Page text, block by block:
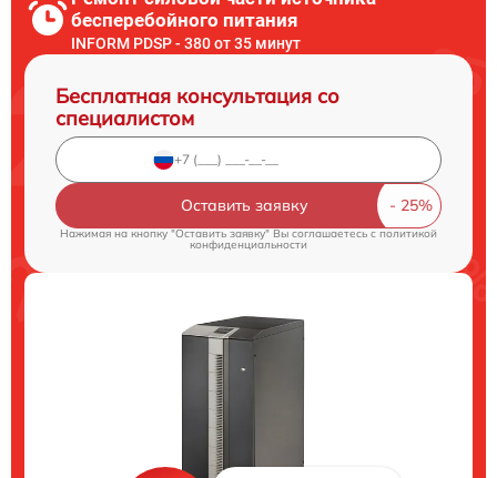
бесперебойного питания
INFORM PDSP - 380 от 35 минут
Бесплатная консультация со
специалистом
Оставить заявку
Нажимая на кнопку "Оставить заявку" Вы соглашаетесь cполитикой
конфиденциальности